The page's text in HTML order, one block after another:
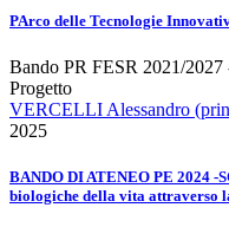
PArco delle Tecnologie
Bando PR FESR 2021/
Progetto
VERCELLI Alessandro
2025
BANDO DI ATENEO PE 2024 -
biologiche della vita attraverso